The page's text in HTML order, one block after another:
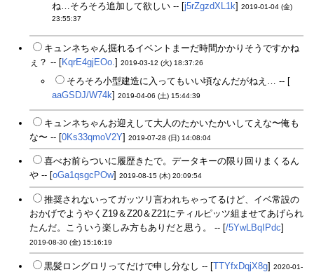
ね…そろそろ追加して欲しい -- [j5rZgzdXL1k] 2019-01-04 (金)
23:55:37
キュンネちゃん掘れるイベントまーだ時間かかりそうですかね
ぇ？ -- [KqrE4gjEOo.] 2019-03-12 (火) 18:37:26
そろそろ小型建造に入ってもいい頃なんだがねえ… -- [
aaGSDJ/W74k] 2019-04-06 (土) 15:44:39
キュンネちゃんお迎えして大人のたかいたかいしてえな〜俺も
な〜 -- [0Ks33qmoV2Y] 2019-07-28 (日) 14:08:04
喜べお前らついに履歴きたで。データキーの限り回りまくるん
や -- [oGa1qsgcPOw] 2019-08-15 (木) 20:09:54
推奨されないってガッツリ言われちゃってるけど、イベ常設の
おかげでようやくZ19＆Z20＆Z21にティルピッツ組ませてあげられ
たんだ。こういう楽しみ方もありだと思う。 -- [/5YwLBqIPdc]
2019-08-30 (金) 15:16:19
黒髪ロングロリってだけで申し分なし -- [TTYfxDqjX8g] 2020-01-